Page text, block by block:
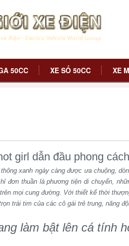
50CC XE SỐ 50CC XE
girl dẫn đầu phong
xanh ngày càng được ưa chuộng,
đơn thuần là phương tiện di chuyển,
mọi cung đường. Với thiết kế thời
trái tim của các cô gái trẻ trung, năng
làm bật lên cá tính